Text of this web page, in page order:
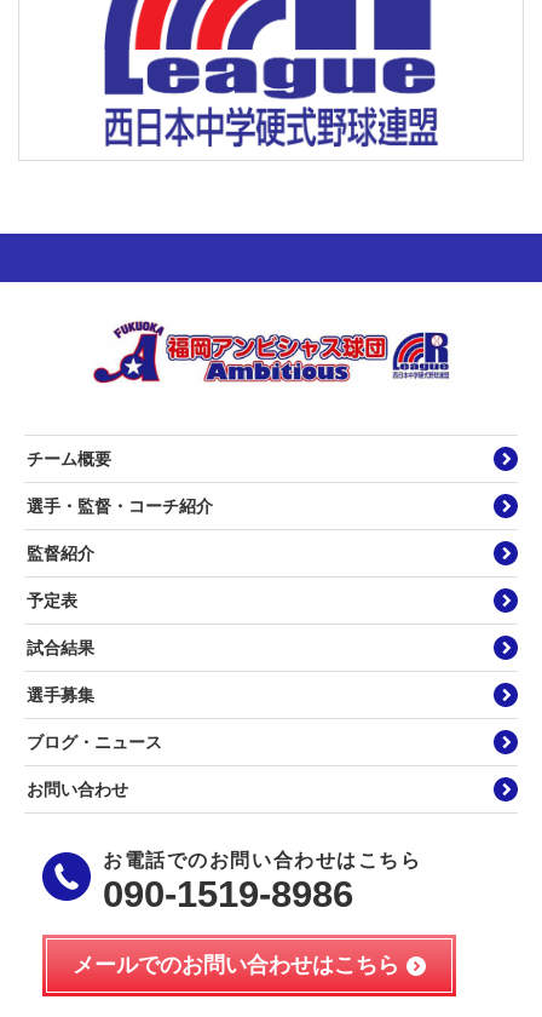
チーム概要
選手・監督・コーチ紹介
監督紹介
予定表
試合結果
選手募集
ブログ・ニュース
お問い合わせ
お電話でのお問い合わせはこちら
090-1519-8986
メールでのお問い合わせはこちら